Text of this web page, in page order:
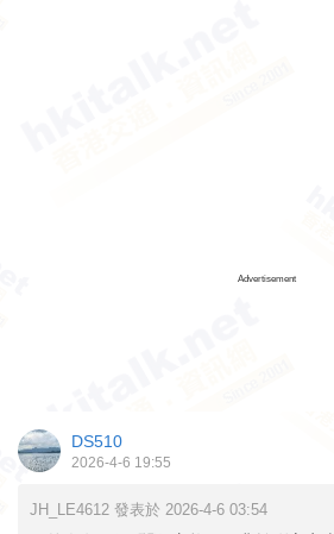
Advertisement
DS510
2026-4-6 19:55
JH_LE4612 發表於 2026-4-6 03:54